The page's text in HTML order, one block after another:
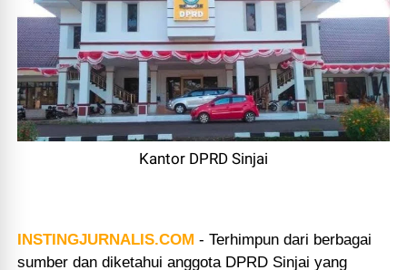
Kantor DPRD Sinjai
INSTINGJURNALIS.COM -Terhimpun dari berbagai
sumber dan diketahui anggota DPRD Sinjai yang